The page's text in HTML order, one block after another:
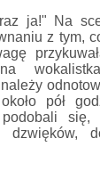
ja!" Na
z tym,
pół